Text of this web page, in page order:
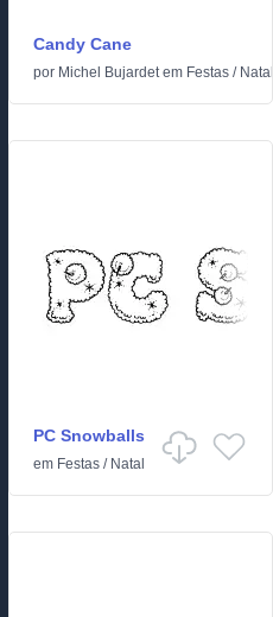
Candy Cane
por Michel Bujardetem Festas / Natal
PC Snowballs
em Festas / Natal